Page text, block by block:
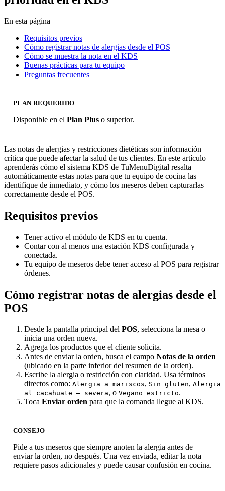
En esta página
Requisitos previos
Cómo registrar notas de alergias desde el POS
Cómo se muestra la nota en el KDS
Buenas prácticas para tu equipo
Preguntas frecuentes
PLAN REQUERIDO
Disponible en el Plan Plus o superior.
Las notas de alergias y restricciones dietéticas son información
crítica que puede afectar la salud de tus clientes. En este artículo
aprenderás cómo el sistema KDS de TuMenuDigital resalta
automáticamente estas notas para que tu equipo de cocina las
identifique de inmediato, y cómo los meseros deben capturarlas
correctamente desde el POS.
Requisitos previos
Tener activo el módulo de KDS en tu cuenta.
Contar con al menos una estación KDS configurada y
conectada.
Tu equipo de meseros debe tener acceso al POS para registrar
órdenes.
Cómo registrar notas de alergias desde el
POS
Desde la pantalla principal del POS, selecciona la mesa o
inicia una orden nueva.
Agrega los productos que el cliente solicita.
Antes de enviar la orden, busca el campo Notas de la orden
(ubicado en la parte inferior del resumen de la orden).
Escribe la alergia o restricción con claridad. Usa términos
directos como: Alergia a mariscos, Sin gluten, Alergia
al cacahuate — severa, o Vegano estricto.
Toca Enviar orden para que la comanda llegue al KDS.
CONSEJO
Pide a tus meseros que siempre anoten la alergia antes de
enviar la orden, no después. Una vez enviada, editar la nota
requiere pasos adicionales y puede causar confusión en cocina.